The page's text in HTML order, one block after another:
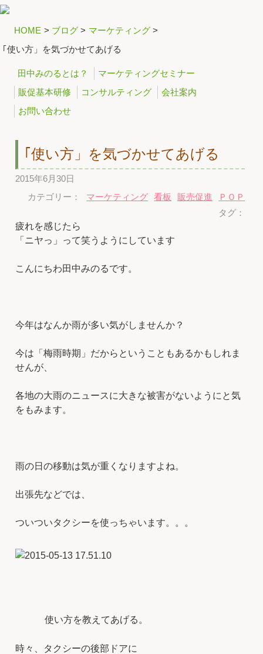
HOME > ブログ > マーケティング >
｢使い方」を気づかせてあげる
田中みのるとは？
マーケティングセミナー
販促基本研修
コンサルティング
会社案内
お問い合わせ
｢使い方」を気づかせてあげる
2015年6月30日
カテゴリー：
マーケティング 看板 販売促進
ＰＯＰ
タグ：
疲れを感じたら
「ニヤっ」って笑うようにしています
こんにちわ田中みのるです。
今年はなんか雨が多い気がしませんか？
今は「梅雨時期」だからということもあるかもしれま
せんが、
各地の大雨のニュースに大きな被害がないようにと気
をもみます。
雨の日の移動は気が重くなりますよね。
出張先などでは、
ついついタクシーを使っちゃいます。。。
使い方を教えてあげる。
時々、タクシーの後部ドアに